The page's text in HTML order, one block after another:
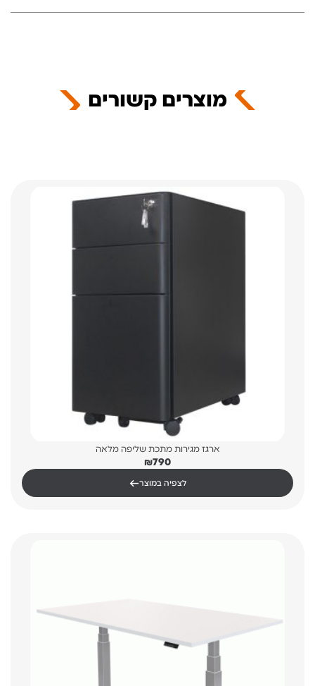
מוצרים קשורים
ארגז מגירות מתכת שליפה מלאה
₪790
←לצפיה במוצר